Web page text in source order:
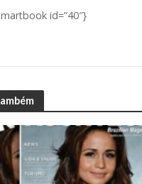
id=”40″}